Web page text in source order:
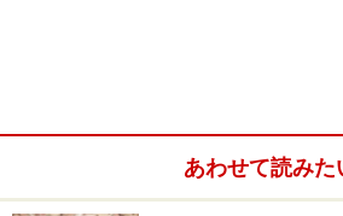
く、業績への期待感からでしょう。
あわせて読みた